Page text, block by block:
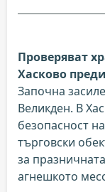
Проверяват
Хасково
Започна
Великден. В
безопасност
търговски
за
агнешкото